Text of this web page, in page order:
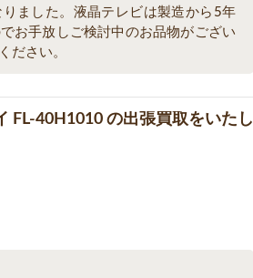
ました。液晶テレビは製造から5年
お手放しご検討中のお品物がござい
ださい。
FL-40H1010 の出張買取をいたし